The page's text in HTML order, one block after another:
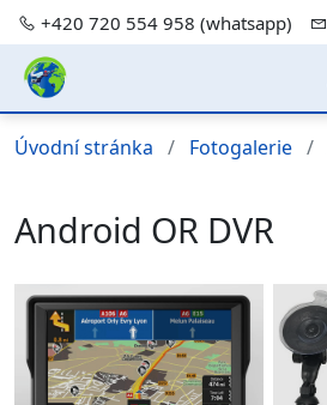
+420 720 554 958 (whatsapp)
Úvodní stránka Fotogalerie
Android OR DVR